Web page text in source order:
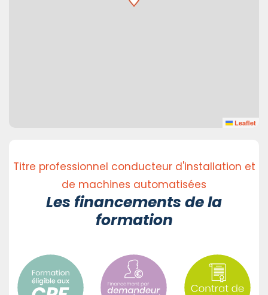
Leaflet
Titre professionnel conducteur d'installation et
de machines automatisées
Les financements de la
formation